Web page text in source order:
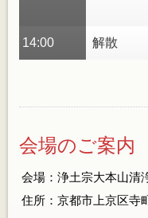
14:00 解散
会場のご案内
会場：浄土宗大本山清
住所：京都市上京区寺